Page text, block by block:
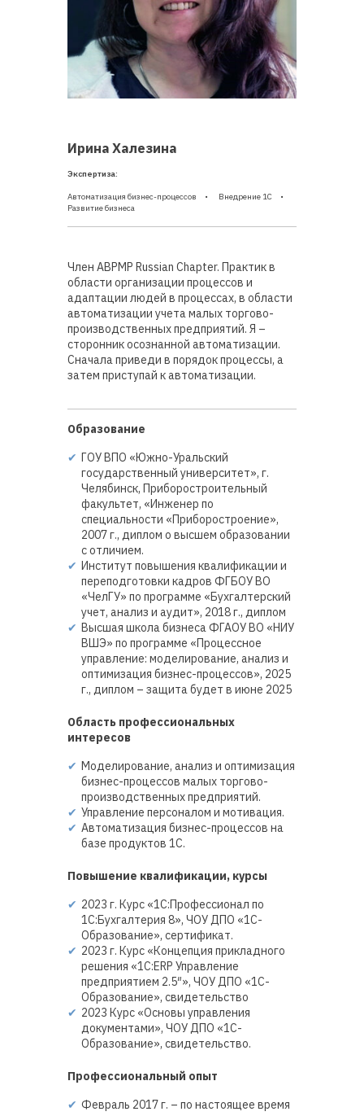
Ирина Халезина
Экспертиза:
Автоматизация бизнес-процессов
Внедрение 1С
Развитие бизнеса
Член ABPMP Russian Chapter. Практик в
области организации процессов и
адаптации людей в процессах, в области
автоматизации учета малых торгово-
производственных предприятий. Я –
сторонник осознанной автоматизации.
Сначала приведи в порядок процессы, а
затем приступай к автоматизации.
Образование
ГОУ ВПО «Южно-Уральский
государственный университет», г.
Челябинск, Приборостроительный
факультет, «Инженер по
специальности «Приборостроение»,
2007 г., диплом о высшем образовании
с отличием.
Институт повышения квалификации и
переподготовки кадров ФГБОУ ВО
«ЧелГУ» по программе «Бухгалтерский
учет, анализ и аудит», 2018 г., диплом
Высшая школа бизнеса ФГАОУ ВО «НИУ
ВШЭ» по программе «Процессное
управление: моделирование, анализ и
оптимизация бизнес-процессов», 2025
г., диплом – защита будет в июне 2025
Область профессиональных
интересов
Моделирование, анализ и оптимизация
бизнес-процессов малых торгово-
производственных предприятий.
Управление персоналом и мотивация.
Автоматизация бизнес-процессов на
базе продуктов 1С.
Повышение квалификации, курсы
2023 г. Курс «1С:Профессионал по
1С:Бухгалтерия 8», ЧОУ ДПО «1С-
Образование», сертификат.
2023 г. Курс «Концепция прикладного
решения «1С:ERP Управление
предприятием 2.5″», ЧОУ ДПО «1С-
Образование», свидетельство
2023 Курс «Основы управления
документами», ЧОУ ДПО «1С-
Образование», свидетельство.
Профессиональный опыт
Февраль 2017 г. – по настоящее время